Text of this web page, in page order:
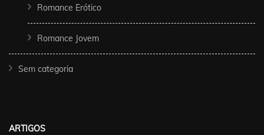
Romance Erótico
Romance Jovem
Sem categoria
ARTIGOS